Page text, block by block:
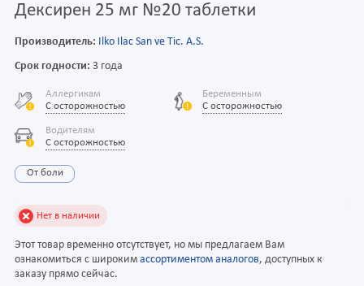
Дексирен 25 мг №20 таблетки
Производитель: Ilko Ilac San ve Tic. A.S.
Срок годности: 3 года
Аллергикам
С осторожностью
Беременным
С осторожностью
Водителям
С осторожностью
От боли
Нет в наличии
Этот товар временно отсутствует, но мы предлагаем Вам
ознакомиться с широким ассортиментом аналогов, доступных к
заказу прямо сейчас.